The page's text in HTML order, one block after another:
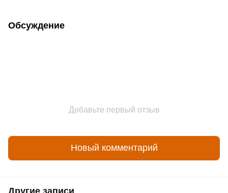
Обсуждение
Добавьте первый отзыв
Новый комментарий
Другие записи